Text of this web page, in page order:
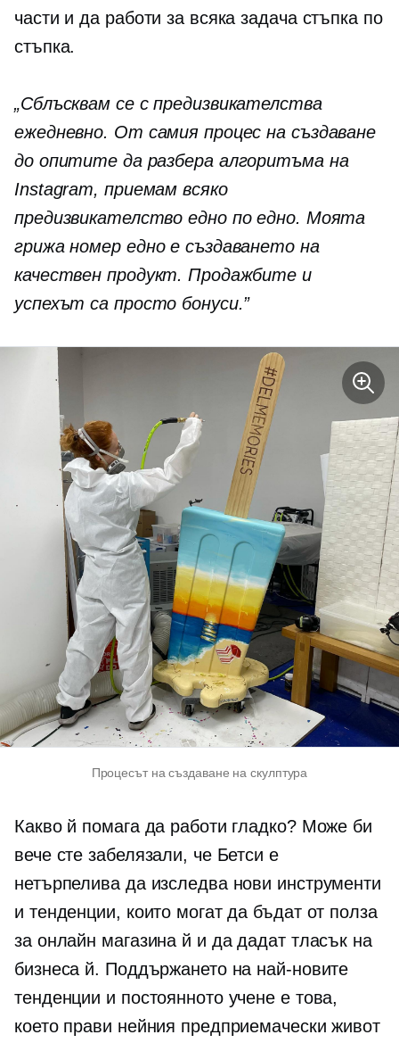
части и да работи за всяка задача стъпка по
стъпка.
„Сблъсквам се с предизвикателства
ежедневно. От самия процес на създаване
до опитите да разбера алгоритъма на
Instagram, приемам всяко
предизвикателство едно по едно. Моята
грижа номер едно е създаването на
качествен продукт. Продажбите и
успехът са просто бонуси.”
Процесът на създаване на скулптура
Какво й помага да работи гладко? Може би
вече сте забелязали, че Бетси е
нетърпелива да изследва нови инструменти
и тенденции, които могат да бъдат от полза
за онлайн магазина й и да дадат тласък на
бизнеса й. Поддържането на най-новите
тенденции и постоянното учене е това,
което прави нейния предприемачески живот